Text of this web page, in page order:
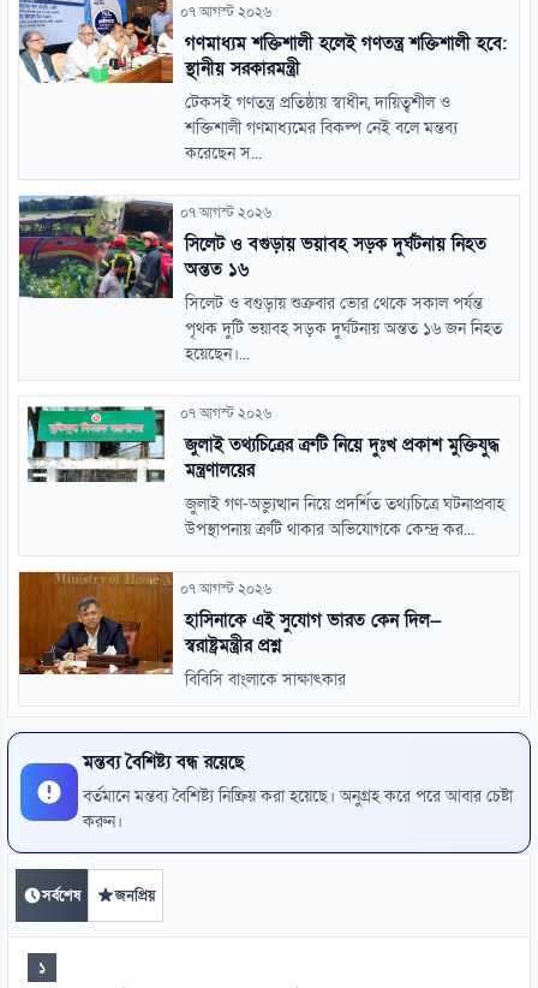
০৭ আগস্ট ২০২৬
গণমাধ্যম শক্তিশালী হলেই গণতন্ত্র শক্তিশালী হবে:
স্থানীয় সরকারমন্ত্রী
টেকসই গণতন্ত্র প্রতিষ্ঠায় স্বাধীন, দায়িত্বশীল ও
শক্তিশালী গণমাধ্যমের বিকল্প নেই বলে মন্তব্য
করেছেন স...
০৭ আগস্ট ২০২৬
সিলেট ও বগুড়ায় ভয়াবহ সড়ক দুর্ঘটনায় নিহত
অন্তত ১৬
সিলেট ও বগুড়ায় শুক্রবার ভোর থেকে সকাল পর্যন্ত
পৃথক দুটি ভয়াবহ সড়ক দুর্ঘটনায় অন্তত ১৬ জন নিহত
হয়েছেন।...
০৭ আগস্ট ২০২৬
জুলাই তথ্যচিত্রের ত্রুটি নিয়ে দুঃখ প্রকাশ মুক্তিযুদ্ধ
মন্ত্রণালয়ের
জুলাই গণ-অভ্যুত্থান নিয়ে প্রদর্শিত তথ্যচিত্রে ঘটনাপ্রবাহ
উপস্থাপনায় ত্রুটি থাকার অভিযোগকে কেন্দ্র কর...
০৭ আগস্ট ২০২৬
হাসিনাকে এই সুযোগ ভারত কেন দিল—
স্বরাষ্ট্রমন্ত্রীর প্রশ্ন
বিবিসি বাংলাকে সাক্ষাৎকার
মন্তব্য বৈশিষ্ট্য বন্ধ রয়েছে
বর্তমানে মন্তব্য বৈশিষ্ট্য নিষ্ক্রিয় করা হয়েছে। অনুগ্রহ করে পরে আবার চেষ্টা
করুন।
সর্বশেষ জনপ্রিয়
১